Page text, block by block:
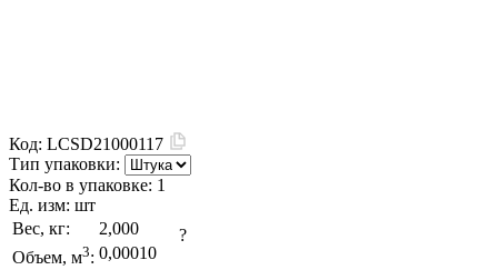
Код: LCSD21000117
Тип упаковки:
Кол-во в упаковке: 1
Ед. изм: шт
Вес, кг:
2,000
Объем, м3: 0,00010
?